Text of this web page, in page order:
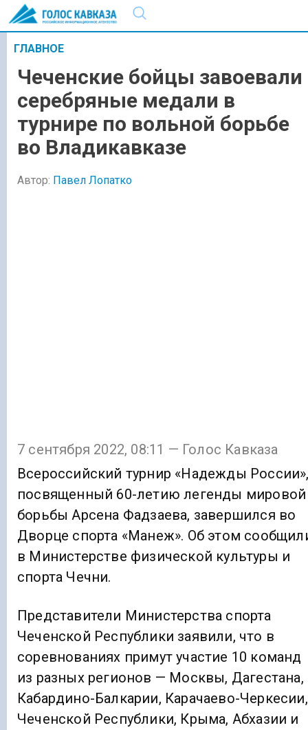
ГЛАВНОЕ
Чеченские бойцы завоевали
серебряные медали в
турнире по вольной борьбе
во Владикавказе
Автор: Павел Лопатко
7 сентября 2022, 08:11 — Голос Кавказа
Всероссийский турнир «Надежды
посвященный 60-летию легенды мировой
борьбы Арсена Фадзаева, завершился во
Дворце спорта «Манеж». Об этом
в Министерстве физической культуры и
спорта Чечни.
Представители Министерства спорта
Чеченской Республики заявили, что в
соревнованиях примут участие 10 команд
из разных регионов — Москвы, Дагестана,
Кабардино-Балкарии, Карачаево-Черкесии,
Чеченской Республики, Крыма, Абхазии и